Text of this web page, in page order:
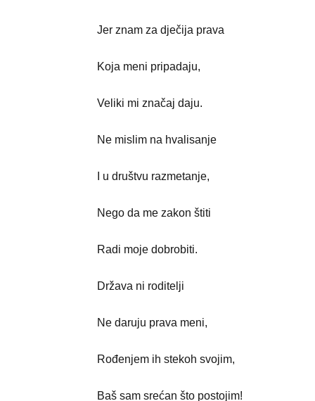
Jer znam za dječija prava
Koja meni pripadaju,
Veliki mi značaj daju.
Ne mislim na hvalisanje
I u društvu razmetanje,
Nego da me zakon štiti
Radi moje dobrobiti.
Država ni roditelji
Ne daruju prava meni,
Rođenjem ih stekoh svojim,
Baš sam srećan što postojim!